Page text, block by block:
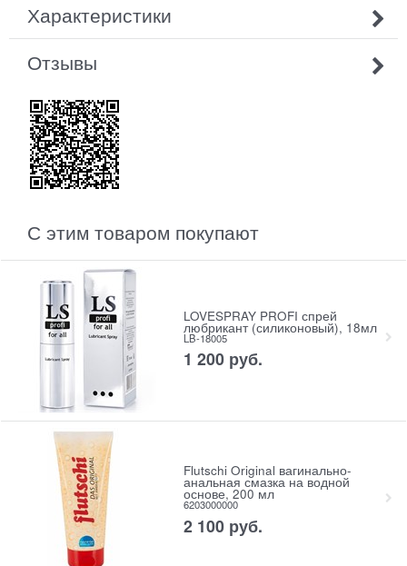
Характеристики
Отзывы
С этим товаром покупают
LOVESPRAY PROFI спрей
любрикант (силиконовый), 18мл
LB-18005
1 200 руб.
Flutschi Original вагинально-
анальная смазка на водной
основе, 200 мл
6203000000
2 100 руб.